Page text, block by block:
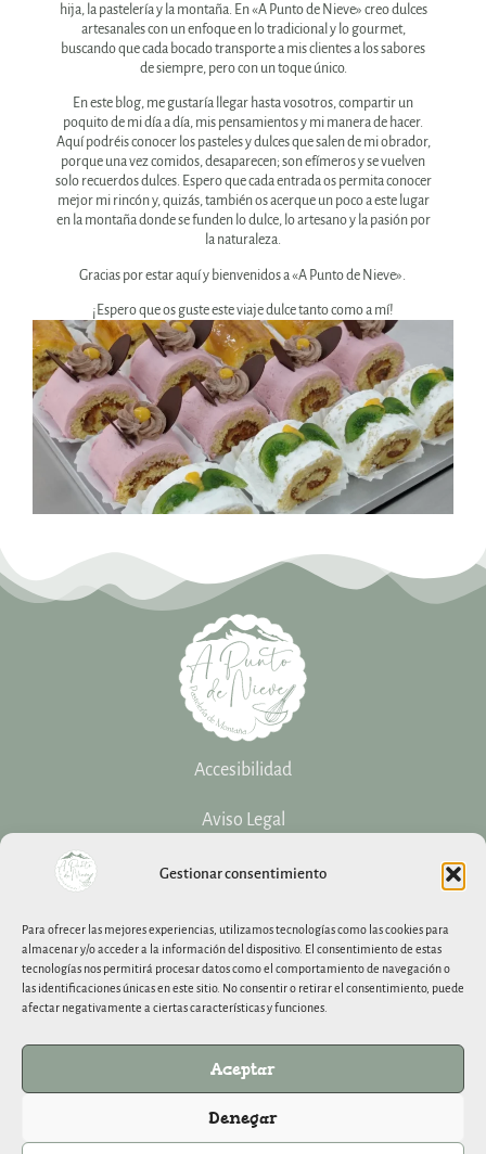
Gestionar consentimiento
Para ofrecer las mejores experiencias, utilizamos tecnologías como las cookies para
almacenar y/o acceder a la información del dispositivo. El consentimiento de estas
tecnologías nos permitirá procesar datos como el comportamiento de navegación o
las identificaciones únicas en este sitio. No consentir o retirar el consentimiento, puede
afectar negativamente a ciertas características y funciones.
Aceptar
Denegar
hija, la pastelería y la montaña. En «A Punto de Nieve» creo dulces
artesanales con un enfoque en lo tradicional y lo gourmet,
buscando que cada bocado transporte a mis clientes a los sabores
de siempre, pero con un toque único.
En este blog, me gustaría llegar hasta vosotros, compartir un
poquito de mi día a día, mis pensamientos y mi manera de hacer.
Aquí podréis conocer los pasteles y dulces que salen de mi obrador,
porque una vez comidos, desaparecen; son efímeros y se vuelven
solo recuerdos dulces. Espero que cada entrada os permita conocer
mejor mi rincón y, quizás, también os acerque un poco a este lugar
en la montaña donde se funden lo dulce, lo artesano y la pasión por
la naturaleza.
Gracias por estar aquí y bienvenidos a «A Punto de Nieve».
¡Espero que os guste este viaje dulce tanto como a mí!
Accesibilidad
Aviso Legal
Política De Cookies
Política De Privacidad
C/ Capitán Lozano, 3 bajo 24600 La Pola de Gordón (León)
hola@pasteleriaapuntodenieve.com
Miér. a Dom. 10:00h - 15:00h